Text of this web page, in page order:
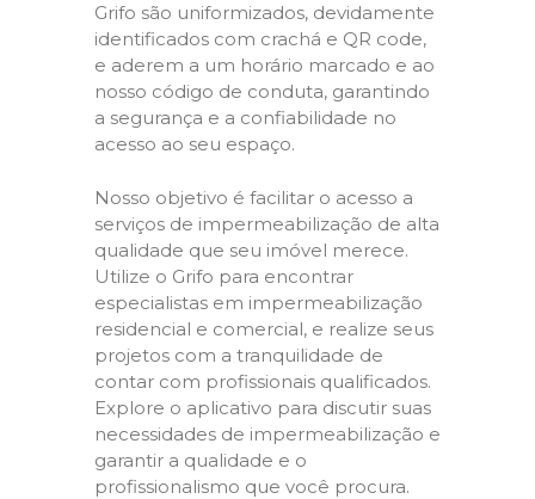
Grifo são uniformizados, devidamente
identificados com crachá e QR code,
e aderem a um horário marcado e ao
nosso código de conduta, garantindo
a segurança e a confiabilidade no
acesso ao seu espaço.
Nosso objetivo é facilitar o acesso a
serviços de impermeabilização de alta
qualidade que seu imóvel merece.
Utilize o Grifo para encontrar
especialistas em impermeabilização
residencial e comercial, e realize seus
projetos com a tranquilidade de
contar com profissionais qualificados.
Explore o aplicativo para discutir suas
necessidades de impermeabilização e
garantir a qualidade e o
profissionalismo que você procura.